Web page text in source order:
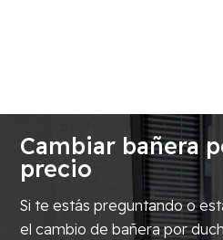
Cambiar bañera
precio
Si te estás preguntando o
el cambio de bañera por